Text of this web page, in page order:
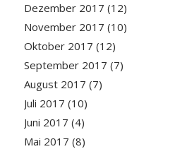
Dezember 2017 (12)
November 2017 (10)
Oktober 2017 (12)
September 2017 (7)
August 2017 (7)
Juli 2017 (10)
Juni 2017 (4)
Mai 2017 (8)